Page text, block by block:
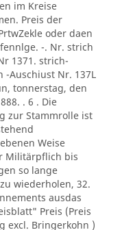
im Kreise
Preis der
oder daen
-. Nr. strich
1371. strich-
-Auschiust Nr. 137L
tonnerstag, den
. 6 . Die
zur Stammrolle ist
Weise
Militärpflich bis
so lange
wiederholen, 32.
ausdas
Preis (Preis
excl. Bringerkohn )